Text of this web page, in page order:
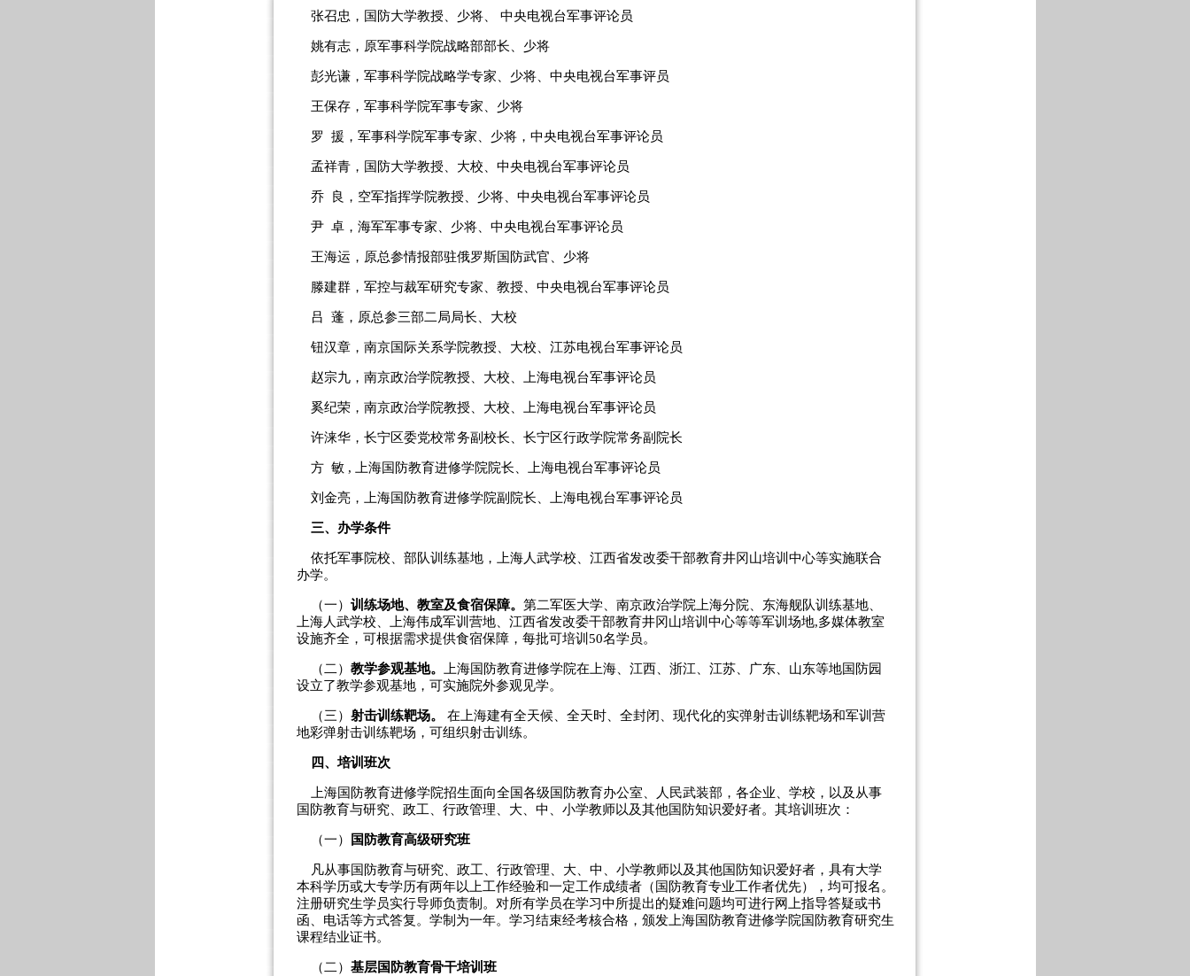
张召忠，国防大学教授、少将、 中央电视台军事评论员
姚有志，原军事科学院战略部部长、少将
彭光谦，军事科学院战略学专家、少将、中央电视台军事评员
王保存，军事科学院军事专家、少将
罗 援，军事科学院军事专家、少将，中央电视台军事评论员
孟祥青，国防大学教授、大校、中央电视台军事评论员
乔 良，空军指挥学院教授、少将、中央电视台军事评论员
尹 卓，海军军事专家、少将、中央电视台军事评论员
王海运，原总参情报部驻俄罗斯国防武官、少将
滕建群，军控与裁军研究专家、教授、中央电视台军事评论员
吕 蓬，原总参三部二局局长、大校
钮汉章，南京国际关系学院教授、大校、江苏电视台军事评论员
赵宗九，南京政治学院教授、大校、上海电视台军事评论员
奚纪荣，南京政治学院教授、大校、上海电视台军事评论员
许涞华，长宁区委党校常务副校长、长宁区行政学院常务副院长
方 敏 , 上海国防教育进修学院院长、上海电视台军事评论员
刘金亮，上海国防教育进修学院副院长、上海电视台军事评论员
三、办学条件
依托军事院校、部队训练基地，上海人武学校、江西省发改委干部教育井冈山培训中心等实施联合
办学。
（一） 训练场地、教室及食宿保障。 第二军医大学、南京政治学院上海分院、东海舰队训练基地、
上海人武学校、上海伟成军训营地、江西省发改委干部教育井冈山培训中心等等军训场地,多媒体教室
设施齐全，可根据需求提供食宿保障，每批可培训50名学员。
（二） 教学参观基地。
上海国防教育进修学院在上海、江西、浙江、江苏、广东、山东等地国防园
设立了教学参观基地，可实施院外参观见学。
（三） 射击训练靶场。
在上海建有全天候、全天时、全封闭、现代化的实弹射击训练靶场和军训营
地彩弹射击训练靶场，可组织射击训练。
四、培训班次
上海国防教育进修学院招生面向全国各级国防教育办公室、人民武装部，各企业、学校，以及从事
国防教育与研究、政工、行政管理、大、中、小学教师以及其他国防知识爱好者。其培训班次：
（一） 国防教育高级研究班
凡从事国防教育与研究、政工、行政管理、大、中、小学教师以及其他国防知识爱好者，具有大学
本科学历或大专学历有两年以上工作经验和一定工作成绩者（国防教育专业工作者优先），均可报名。
注册研究生学员实行导师负责制。对所有学员在学习中所提出的疑难问题均可进行网上指导答疑或书
函、电话等方式答复。学制为一年。学习结束经考核合格，颁发上海国防教育进修学院国防教育研究生
课程结业证书。
（二） 基层国防教育骨干培训班